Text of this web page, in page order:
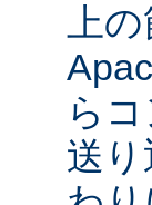
上
ら
送